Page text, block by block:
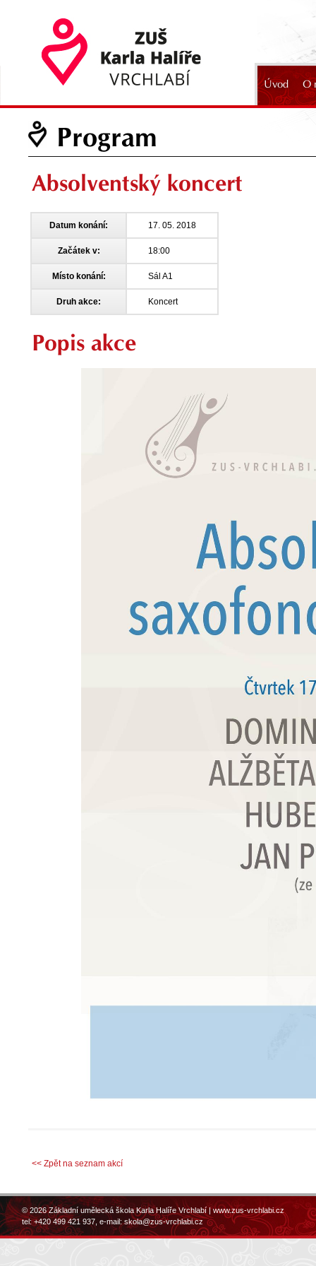
Úvod O
Program
Absolventský koncert
Datum konání: 17. 05. 2018
Začátek v: 18:00
Místo konání: Sál A1
Druh akce: Koncert
Popis akce
<< Zpět na seznam akcí
© 2026 Základní umělecká škola Karla Halíře Vrchlabí |www.zus-vrchlabi.cz
tel: +420 499 421 937, e-mail:skola@zus-vrchlabi.cz